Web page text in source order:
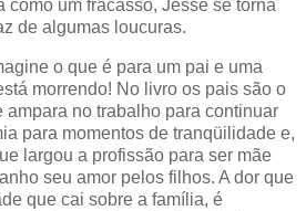
como um fracasso, Jesse se torna
de algumas loucuras.
o que é para um pai e uma
morrendo! No livro os pais são o
ampara no trabalho para continuar
para momentos de tranqüilidade e,
largou a profissão para ser mãe
seu amor pelos filhos. A dor que
que cai sobre a família, é